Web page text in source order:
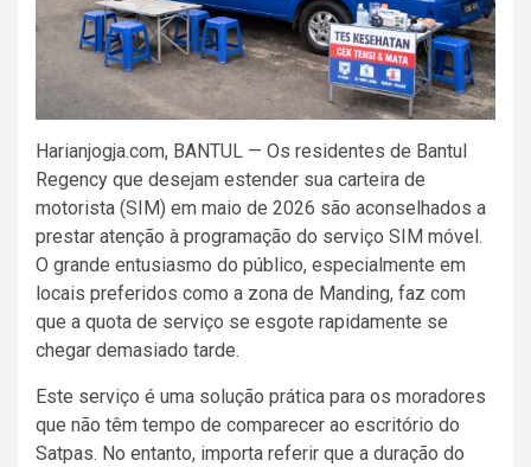
Harianjogja.com, BANTUL — Os residentes de Bantul
Regency que desejam estender sua carteira de
motorista (SIM) em maio de 2026 são aconselhados a
prestar atenção à programação do serviço SIM móvel.
O grande entusiasmo do público, especialmente em
locais preferidos como a zona de Manding, faz com
que a quota de serviço se esgote rapidamente se
chegar demasiado tarde.
Este serviço é uma solução prática para os moradores
que não têm tempo de comparecer ao escritório do
Satpas. No entanto, importa referir que a duração do